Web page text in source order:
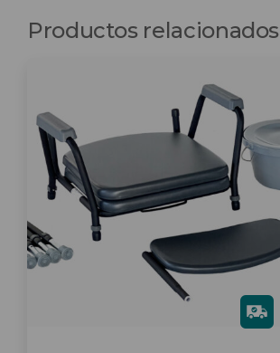
Productos relacionados
Gra
tis